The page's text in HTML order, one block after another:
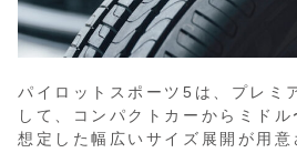
パイロットスポーツ5は、プレミ
して、コンパクトカーからミド
想定した幅広いサイズ展開が用意